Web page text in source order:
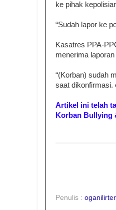
ke pihak
“Sudah lapor ke
Kasatres PPA-
menerima
“(Korban) sudah
saat dikonfirmasi.
Artikel ini telah
Korban Bullying
Penulis :